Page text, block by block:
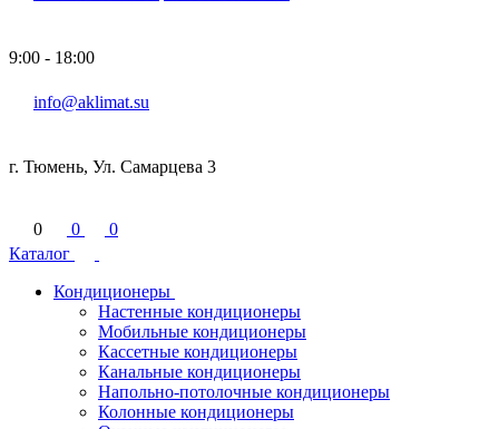
9:00 - 18:00
info@aklimat.su
г. Тюмень, Ул. Самарцева 3
0 0
0
Каталог
Кондиционеры
Настенные кондиционеры
Мобильные кондиционеры
Кассетные кондиционеры
Канальные кондиционеры
Напольно-потолочные кондиционеры
Колонные кондиционеры